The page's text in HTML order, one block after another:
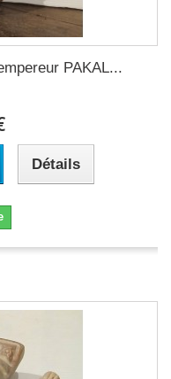
PAKAL...
Détails